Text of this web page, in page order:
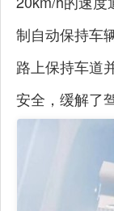
制自动保持车
路上保持车道
安全，缓解了